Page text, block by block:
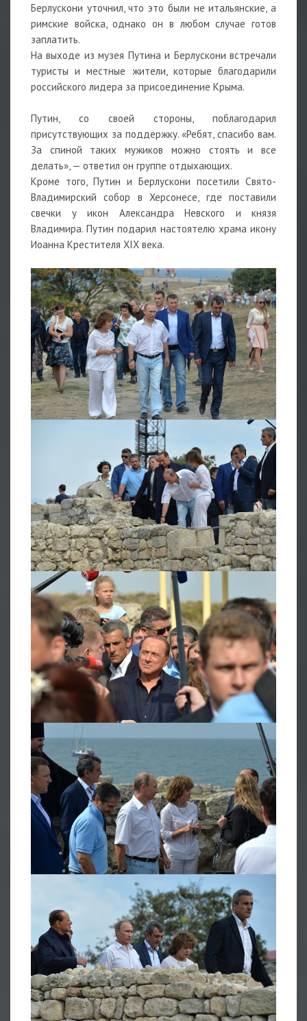
Берлускони уточнил, что это были не итальянские, а
римские войска, однако он в любом случае готов
заплатить.
На выходе из музея Путина и Берлускони встречали
туристы и местные жители, которые благодарили
российского лидера за присоединение Крыма.
Путин, со своей стороны, поблагодарил
присутствующих за поддержку. «Ребят, спасибо вам.
За спиной таких мужиков можно стоять и все
делать», — ответил он группе отдыхающих.
Кроме того, Путин и Берлускони посетили Свято-
Владимирский собор в Херсонесе, где поставили
свечки у икон Александра Невского и князя
Владимира. Путин подарил настоятелю храма икону
Иоанна Крестителя XIX века.